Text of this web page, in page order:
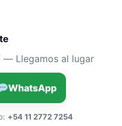
— Llegamos al lugar
WhatsApp
+54 11 2772 7254